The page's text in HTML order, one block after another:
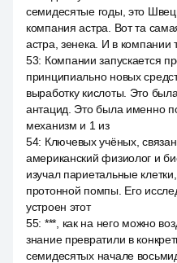
семидесятые годы, это
компания астра. Вот та
астра, зенека. И в компании
53: Компании запускается
принципиально новых
выработку кислоты. Это
антацид. Это была именно
механизм и 1 из
54: Ключевых учёных,
американский физиолог и
изучал париетальные
протонной помпы. Его
устроен этот
55: ***, как на него можно
знание превратили в
семидесятых начале